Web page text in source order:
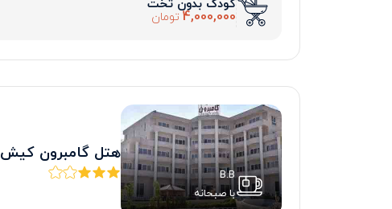
کودک بدون تخت
4,000,000 تومان
B.B
با صبحانه
هتل گامبرون کیش